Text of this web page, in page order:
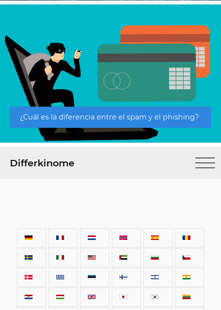
¿Cuál es la diferencia entre el spam y el phishing?
Differkinome